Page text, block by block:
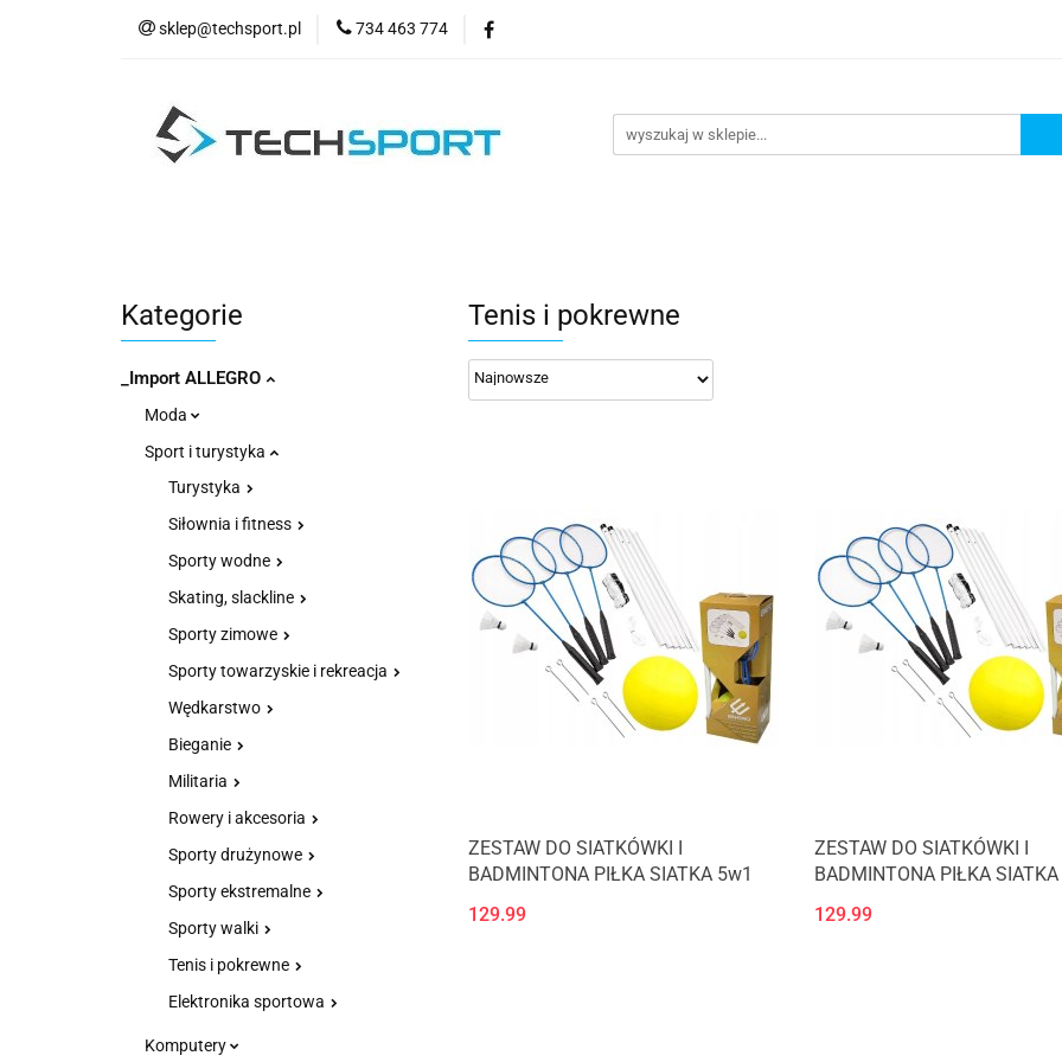
sklep@techsport.pl 734 463 774
WYPRZEDAŻ
Kategorie
_Import ALLEGRO
Moda
Sport i turystyka
Turystyka
Siłownia i fitness
Sporty wodne
Skating, slackline
Sporty zimowe
Sporty towarzyskie i rekreacja
Wędkarstwo
Bieganie
Militaria
Rowery i akcesoria
Sporty drużynowe
Sporty ekstremalne
Sporty walki
Tenis i pokrewne
Elektronika sportowa
Komputery
Tenis i pokrewne
ZESTAW DO SIATKÓWKI I
BADMINTONA PIŁKA SIATKA 5w1
129.99
ZESTAW DO SIATKÓWKI I
BADMINTONA PIŁKA
129.99